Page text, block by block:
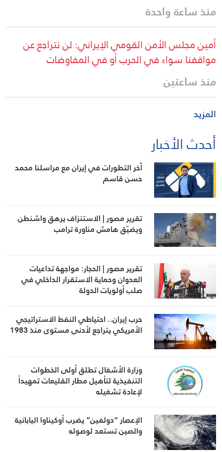
منذ ساعة واحدة
أمين مجلس الأمن القومي الإيراني: لن نتراجع عن
مواقفنا سواء في الحرب أو في المفاوضات
منذ ساعتين
المزيد
أحدث الأخبار
آخر التطورات في إيران مع مراسلنا محمد
حسن قاسم
تقرير مصور | الاستنزاف يرهق واشنطن
ويضيّق هامش مناورة ترامب
تقرير مصور | الحجار: مواجهة تداعيات
العدوان وحماية الاستقرار الداخلي في
صلب أولويات الدولة
حرب إيران.. احتياطي النفط الاستراتيجي
الأمريكي يتراجع لأدنى مستوى منذ 1983
وزارة الأشغال تطلق أولى الخطوات
التنفيذية لتأهيل مطار القليعات تمهيداً
لإعادة تشغيله
الإعصار “دولفين” يضرب أوكيناوا اليابانية
والصين تستعد لوصوله